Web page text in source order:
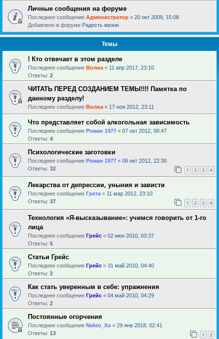
Личные сообщения на форуме
Последнее сообщение Администратор « 20 окт 2009, 15:08
Добавлено в форуме Радость жизни
Темы
! Кто отвечает в этом разделе
Последнее сообщение Волна « 11 апр 2017, 23:10
Ответы: 2
ЧИТАТЬ ПЕРЕД СОЗДАНИЕМ ТЕМЫ!!!! Памятка по
данному разделу!
Последнее сообщение Волна « 17 ноя 2012, 23:11
Что представляет собой алкогольная зависимость
Последнее сообщение Роман 1977 « 07 окт 2012, 00:47
Ответы: 4
Психологические заготовки
Последнее сообщение Роман 1977 « 06 окт 2012, 22:30
Ответы: 32 1 2 3 4
Лекарства от депрессии, уныния и зависти
Последнее сообщение Грета « 11 мар 2012, 23:10
Ответы: 37 1 2 3 4
Технология «Я-высказывание»: учимся говорить от 1-го
лица
Последнее сообщение Грейс « 02 июн 2010, 03:37
Ответы: 5
Статьи Грейс
Последнее сообщение Грейс « 31 май 2010, 04:40
Ответы: 2
Как стать уверенным в себе: упражнения
Последнее сообщение Грейс « 04 май 2010, 04:29
Ответы: 2
Постоянные огорчения
Последнее сообщение Nekto_Xo « 29 янв 2018, 02:41
Ответы: 13 1 2